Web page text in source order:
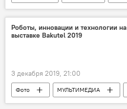
ЖИЗНЬ
Филипп Киркоров
День рождения
Роботы, инновации и технологии на
выставке Bakutel 2019
3 декабря 2019, 21:00
Фото МУЛЬТИМЕДИА
Экономика
ТЕХНОЛОГИИ